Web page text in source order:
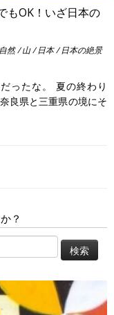
もOK！いざ日本の
然/山/日本/日本の絶景
ったな。 夏の終わり
良県と三重県の境にそ
？